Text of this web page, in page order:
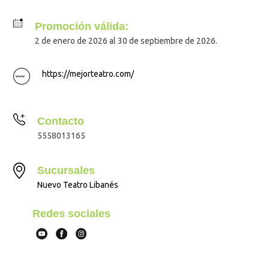
Promoción válida:
2 de enero de 2026 al 30 de septiembre de 2026.
https://mejorteatro.com/
Contacto
5558013165
Sucursales
Nuevo Teatro Libanés
Redes sociales